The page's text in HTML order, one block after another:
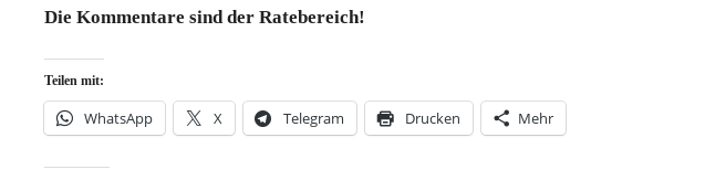
Die Kommentare sind der Ratebereich!
Teilen mit:
WhatsApp X Telegram Drucken Mehr